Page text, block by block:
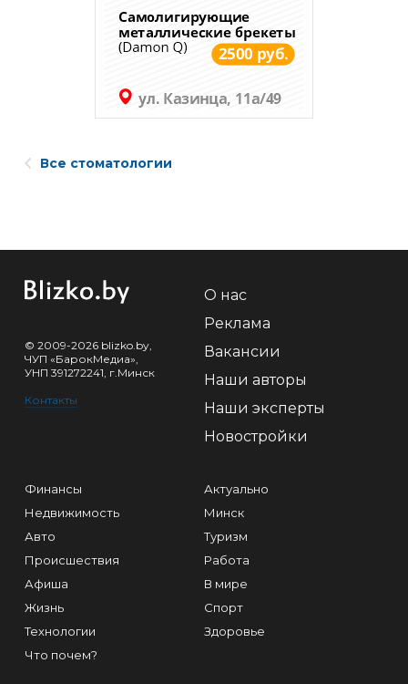
Все стоматологии
© 2009-2026 blizko.by,
ЧУП «БарокМедиа»,
УНП 391272241, г.Минск
Контакты
О нас
Реклама
Вакансии
Наши авторы
Наши эксперты
Новостройки
Финансы
Недвижимость
Авто
Происшествия
Афиша
Жизнь
Технологии
Что почем?
Актуально
Минск
Туризм
Работа
В мире
Спорт
Здоровье